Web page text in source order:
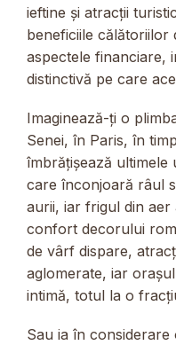
ieftine și atracții
beneficiile călătoriilor
aspectele financiare,
distinctivă pe care
Imaginează-ți o
Senei, în Paris, în
îmbrățișează ultimele
care înconjoară râul
aurii, iar frigul din aer
confort decorului
de vârf dispare,
aglomerate, iar
intimă, totul la o
Sau ia în